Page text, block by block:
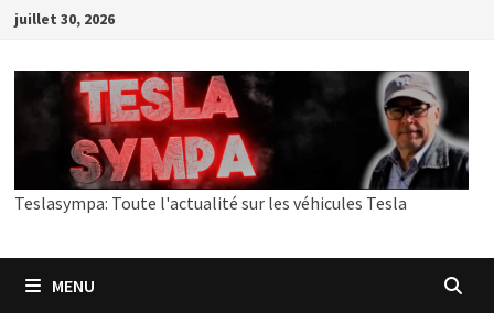
Passer
contenu
juillet 30, 2026
Teslasympa: Toute l'actualité sur les véhicules Tesla
MENU